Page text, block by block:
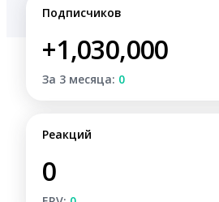
Подписчиков
+1,030,000
За 3 месяца: 0
Реакций
0